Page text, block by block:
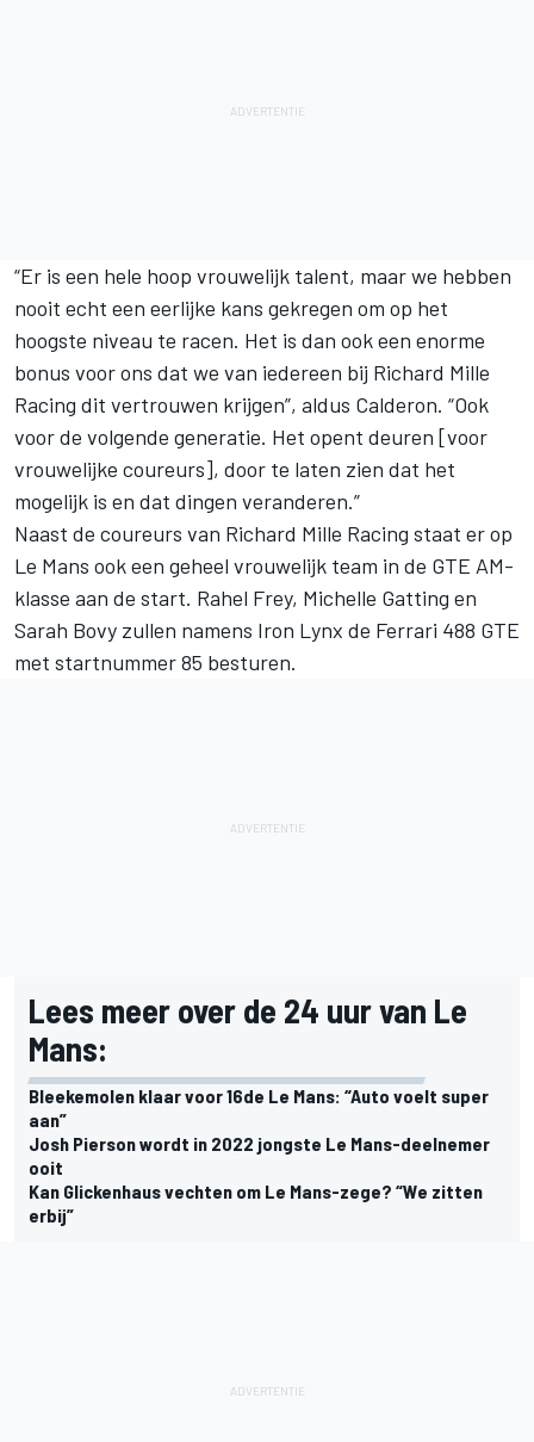
“Er is een hele hoop vrouwelijk talent, maar we hebben
nooit echt een eerlijke kans gekregen om op het
hoogste niveau te racen. Het is dan ook een enorme
bonus voor ons dat we van iedereen bij Richard Mille
Racing dit vertrouwen krijgen”, aldus Calderon. “Ook
voor de volgende generatie. Het opent deuren [voor
vrouwelijke coureurs], door te laten zien dat het
mogelijk is en dat dingen veranderen.”
Naast de coureurs van Richard Mille Racing staat er op
Le Mans ook een geheel vrouwelijk team in de GTE AM-
klasse aan de start. Rahel Frey, Michelle Gatting en
Sarah Bovy zullen namens Iron Lynx de Ferrari 488 GTE
met startnummer 85 besturen.
Lees meer over de 24 uur van Le
Mans:
Bleekemolen klaar voor 16de Le Mans: “Auto voelt super
aan”
Josh Pierson wordt in 2022 jongste Le Mans-deelnemer
ooit
Kan Glickenhaus vechten om Le Mans-zege? “We zitten
erbij”